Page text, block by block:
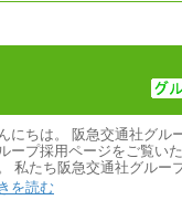
にちは。 阪急交通社グ
ープ採用ページをご覧い
私たち阪急交通社グルー
を読む